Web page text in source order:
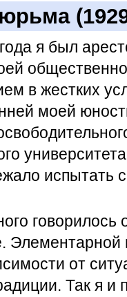
я был
в жестких
моей
испытать
говорилось
Элементарной
от
Так я и